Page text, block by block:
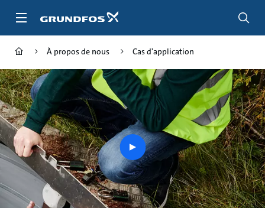
À propos de nous Cas d'application
play
button